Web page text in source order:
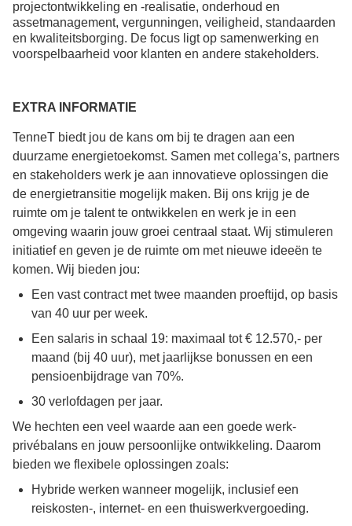
projectontwikkeling en -realisatie, onderhoud en
assetmanagement, vergunningen, veiligheid, standaarden
en kwaliteitsborging. De focus ligt op samenwerking en
voorspelbaarheid voor klanten en andere stakeholders.
EXTRA INFORMATIE
TenneT biedt jou de kans om bij te dragen aan een
duurzame energietoekomst. Samen met collega’s, partners
en stakeholders werk je aan innovatieve oplossingen die
de energietransitie mogelijk maken. Bij ons krijg je de
ruimte om je talent te ontwikkelen en werk je in een
omgeving waarin jouw groei centraal staat. Wij stimuleren
initiatief en geven je de ruimte om met nieuwe ideeën te
komen. Wij bieden jou:
Een vast contract met twee maanden proeftijd, op basis
van 40 uur per week.
Een salaris in schaal 19: maximaal tot€ 12.570,- per
maand (bij 40 uur), met jaarlijkse bonussen en een
pensioenbijdrage van 70%.
30 verlofdagen per jaar.
We hechten een veel waarde aan een goede werk-
privébalans en jouw persoonlijke ontwikkeling. Daarom
bieden we flexibele oplossingen zoals:
Hybride werken wanneer mogelijk, inclusief een
reiskosten-, internet- en een thuiswerkvergoeding.